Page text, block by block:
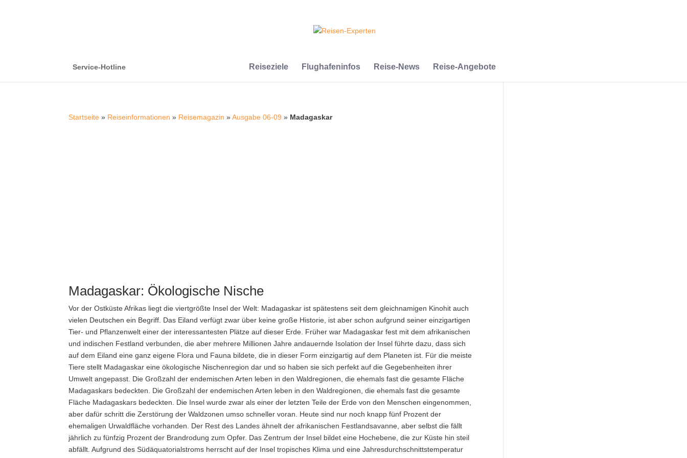
Service-Hotline Reiseziele Flughafeninfos Reise-News Reise-Angebote
Startseite » Reiseinformationen » Reisemagazin »Ausgabe 06-09 » Madagaskar
Madagaskar: Ökologische Nische
Vor der Ostküste Afrikas liegt die viertgrößte Insel der Welt: Madagaskar ist spätestens seit dem gleichnamigen Kinohit auch
vielen Deutschen ein Begriff. Das Eiland verfügt zwar über keine große Historie, ist aber schon aufgrund seiner einzigartigen
Tier- und Pflanzenwelt einer der interessantesten Plätze auf dieser Erde. Früher war Madagaskar fest mit dem afrikanischen
und indischen Festland verbunden, die aber mehrere Millionen Jahre andauernde Isolation der Insel führte dazu, dass sich
auf dem Eiland eine ganz eigene Flora und Fauna bildete, die in dieser Form einzigartig auf dem Planeten ist. Für die meiste
Tiere stellt Madagaskar eine ökologische Nischenregion dar und so haben sie sich perfekt auf die Gegebenheiten ihrer
Umwelt angepasst. Die Großzahl der endemischen Arten leben in den Waldregionen, die ehemals fast die gesamte Fläche
Madagaskars bedeckten. Die Großzahl der endemischen Arten leben in den Waldregionen, die ehemals fast die gesamte
Fläche Madagaskars bedeckten. Die Insel wurde zwar als einer der letzten Teile der Erde von den Menschen eingenommen,
aber dafür schritt die Zerstörung der Waldzonen umso schneller voran. Heute sind nur noch knapp fünf Prozent der
ehemaligen Urwaldfläche vorhanden. Der Rest des Landes ähnelt der afrikanischen Festlandsavanne, aber selbst die fällt
jährlich zu fünfzig Prozent der Brandrodung zum Opfer. Das Zentrum der Insel bildet eine Hochebene, die zur Küste hin steil
abfällt. Aufgrund des Südäquatorialstroms herrscht auf der Insel tropisches Klima und eine Jahresdurchschnittstemperatur